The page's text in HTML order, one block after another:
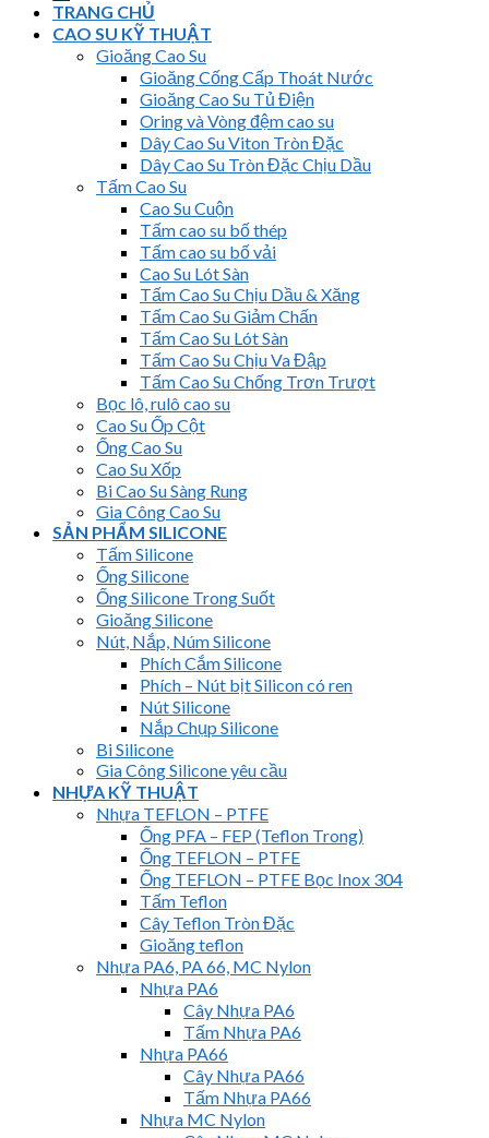
TRANG CHỦ
CAO SU KỸ THUẬT
Gioăng Cao Su
Gioăng Cống Cấp Thoát Nước
Gioăng Cao Su Tủ Điện
Oring và Vòng đệm cao su
Dây Cao Su Viton Tròn Đặc
Dây Cao Su Tròn Đặc Chịu Dầu
Tấm Cao Su
Cao Su Cuộn
Tấm cao su bố thép
Tấm cao su bố vải
Cao Su Lót Sàn
Tấm Cao Su Chịu Dầu & Xăng
Tấm Cao Su Giảm Chấn
Tấm Cao Su Lót Sàn
Tấm Cao Su Chịu Va Đập
Tấm Cao Su Chống Trơn Trượt
Bọc lô, rulô cao su
Cao Su Ốp Cột
Ống Cao Su
Cao Su Xốp
Bi Cao Su Sàng Rung
Gia Công Cao Su
SẢN PHẨM SILICONE
Tấm Silicone
Ống Silicone
Ống Silicone Trong Suốt
Gioăng Silicone
Nút, Nắp, Núm Silicone
Phích Cắm Silicone
Phích – Nút bịt Silicon có ren
Nút Silicone
Nắp Chụp Silicone
Bi Silicone
Gia Công Silicone yêu cầu
NHỰA KỸ THUẬT
Nhựa TEFLON – PTFE
Ống PFA – FEP (Teflon Trong)
Ống TEFLON – PTFE
Ống TEFLON – PTFE Bọc Inox 304
Tấm Teflon
Cây Teflon Tròn Đặc
Gioăng teflon
Nhựa PA6, PA 66, MC Nylon
Nhựa PA6
Cây Nhựa PA6
Tấm Nhựa PA6
Nhựa PA66
Cây Nhựa PA66
Tấm Nhựa PA66
Nhựa MC Nylon